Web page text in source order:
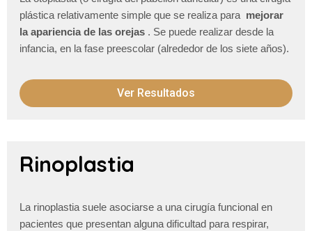
plástica relativamente simple que se realiza para mejorar
la apariencia de las orejas. Se puede realizar desde la
infancia, en la fase preescolar (alrededor de los siete años).
Ver Resultados
Rinoplastia
La rinoplastia suele asociarse a una cirugía funcional en
pacientes que presentan alguna dificultad para respirar,